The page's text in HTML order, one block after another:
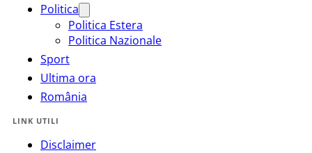
Politica
Politica Estera
Politica Nazionale
Sport
Ultima ora
România
LINK UTILI
Disclaimer